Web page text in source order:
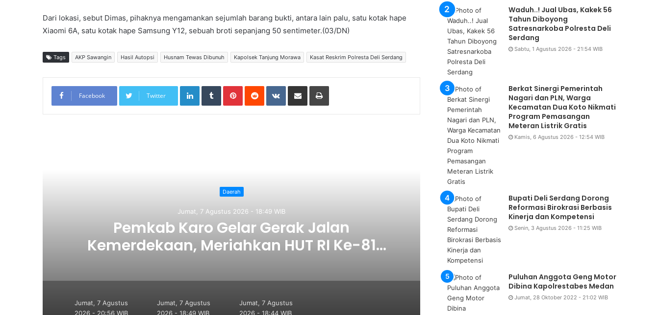
Dari lokasi, sebut Dimas, pihaknya mengamankan sejumlah barang bukti, antara lain palu, satu kotak hape
Xiaomi 6A, satu kotak hape Samsung Y12, sebuah broti sepanjang 50 sentimeter.(03/DN)
Tags AKP Sawangin Hasil Autopsi Husnam Tewas Dibunuh Kapolsek Tanjung Morawa Kasat Reskrim Polresta Deli Serdang
Facebook Twitter
LinkedIn Tumblr Pinterest Reddit VKontakte
Daerah
Jumat, 7 Agustus 2026 - 18:49 WIB
Pemkab Karo Gelar Gerak Jalan
Kemerdekaan, Meriahkan HUT RI Ke-81
Persatuan
Jumat, 7 Agustus 2026 - 18:44
Pencuri Pintu Besi
Jumat, 7 Agustus
2026 - 20:56 WIB
Jumat, 7 Agustus
2026 - 18:49 WIB
Jumat, 7 Agustus
2026 - 18:44 WIB
Waduh..! Jual Ubas, Kakek 56
Tahun Diboyong
Satresnarkoba Polresta Deli
Serdang
Sabtu, 1 Agustus 2026 - 21:54 WIB
Berkat Sinergi Pemerintah
Nagari dan PLN, Warga
Kecamatan Dua Koto Nikmati
Program Pemasangan
Meteran Listrik Gratis
Kamis, 6 Agustus 2026 - 12:54 WIB
Bupati Deli Serdang Dorong
Reformasi Birokrasi Berbasis
Kinerja dan Kompetensi
Senin, 3 Agustus 2026 - 11:25 WIB
Puluhan Anggota Geng Motor
Dibina Kapolrestabes Medan
Jumat, 28 Oktober 2022 - 21:02 WIB